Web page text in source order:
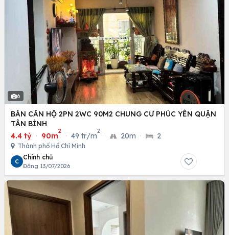
6
BÁN CĂN HỘ 2PN 2WC 90M2 CHUNG CƯ PHÚC YÊN QUẬN
TÂN BÌNH
4.4 tỷ · 90m
2
· 49 tr/m
2
· 20m · 2
Thành phố Hồ Chí Minh
C
Chính chủ
Đăng 13/07/2026